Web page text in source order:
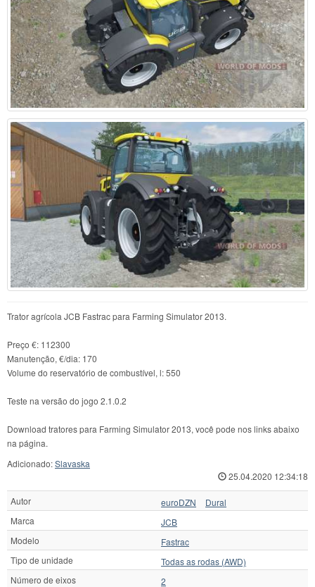
Trator agrícola JCB Fastrac para Farming Simulator 2013.
Preço €: 112300
Manutenção, €/dia: 170
Volume do reservatório de combustível, l: 550
Teste na versão do jogo 2.1.0.2
Download tratores para Farming Simulator 2013, você pode nos links abaixo
na página.
Adicionado:Slavaska
25.04.2020 12:34:18
Autor euroDZN
Dural
Marca
JCB
Modelo
Fastrac
Tipo de unidade
Todas as rodas (AWD)
Número de eixos
2